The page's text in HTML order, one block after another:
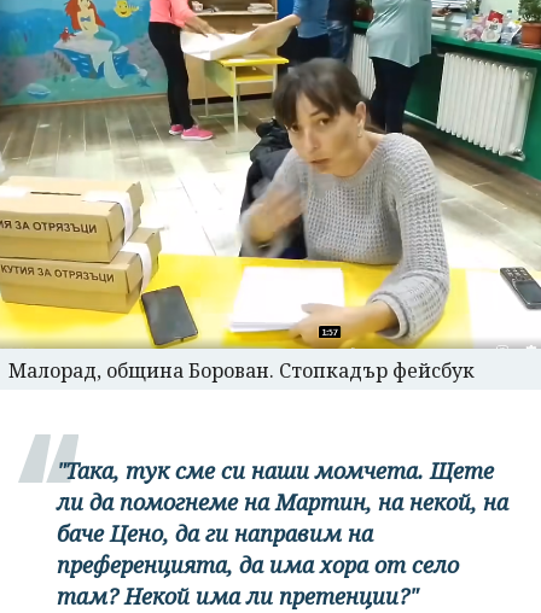
Малорад, община Борован. Стопкадър фейсбук
"Така, тук сме си наши момчета. Щете
ли да помогнеме на Мартин, на некой, на
баче Цено, да ги направим на
преференцията, да има хора от село
там? Некой има ли претенции?"